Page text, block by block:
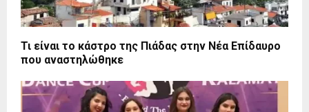
Τι είναι το κάστρο της Πιάδας στην Νέα Επίδαυρο
που αναστηλώθηκε